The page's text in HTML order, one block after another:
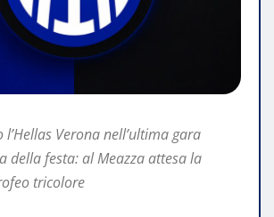
l’Hellas Verona nell’ultima gara
della festa: al Meazza attesa la
tricolore